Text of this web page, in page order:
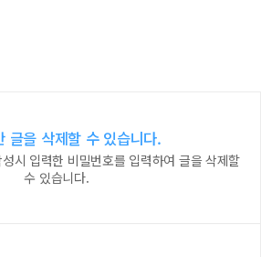
글을 삭제할 수 있습니다.
시 입력한 비밀번호를 입력하여 글을 삭제할
수 있습니다.